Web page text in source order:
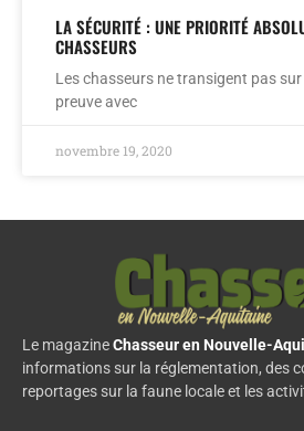
LA SÉCURITÉ : UNE PRIORITÉ
CHASSEURS
Les chasseurs ne transigent pas
preuve avec
novembre 19, 2020
Le magazineChasseur en Nouvelle-
informations sur la réglementation, des
reportages sur la faune locale et les